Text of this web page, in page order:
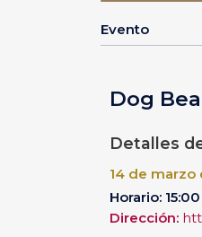
Evento
Dog
Detalles
14 de marzo
Horario: 15:00
Dirección: